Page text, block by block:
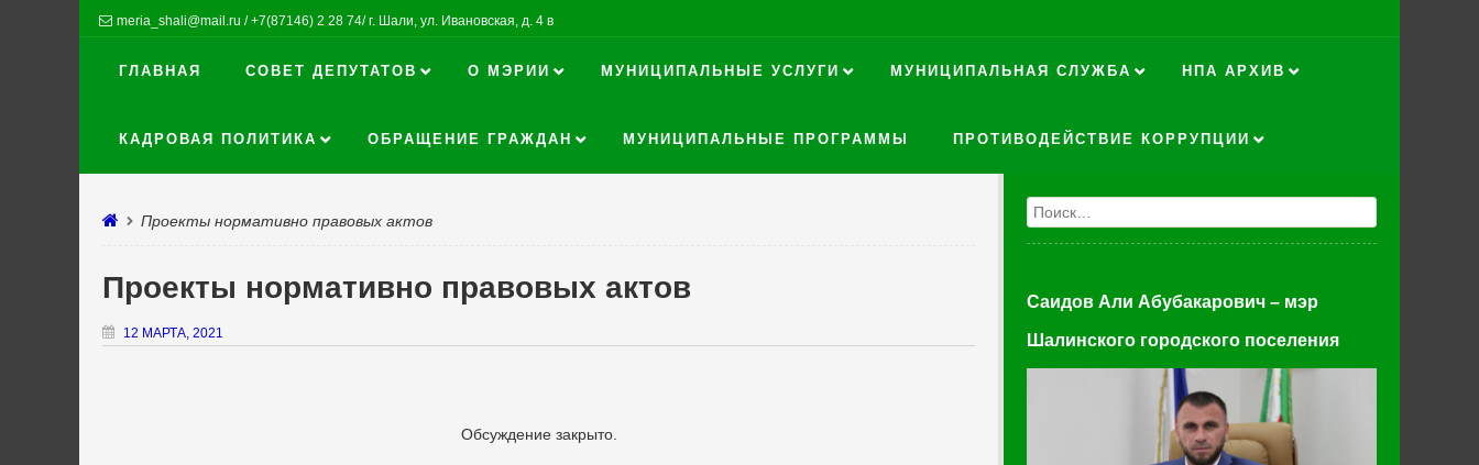
meria_shali@mail.ru / +7(87146) 2 28 74/ г. Шали, ул. Ивановская, д. 4 в
ГЛАВНАЯ СОВЕТ ДЕПУТАТОВ О МЭРИИ МУНИЦИПАЛЬНЫЕ УСЛУГИ МУНИЦИПАЛЬНАЯ СЛУЖБА НПА АРХИВ
КАДРОВАЯ ПОЛИТИКА ОБРАЩЕНИЕ ГРАЖДАН МУНИЦИПАЛЬНЫЕ ПРОГРАММЫ ПРОТИВОДЕЙСТВИЕ КОРРУПЦИИ
Проекты нормативно правовых актов
Проекты нормативно правовых актов
12 МАРТА, 2021
Обсуждение закрыто.
Поиск
Саидов Али Абубакарович – мэр
Шалинского городского поселения